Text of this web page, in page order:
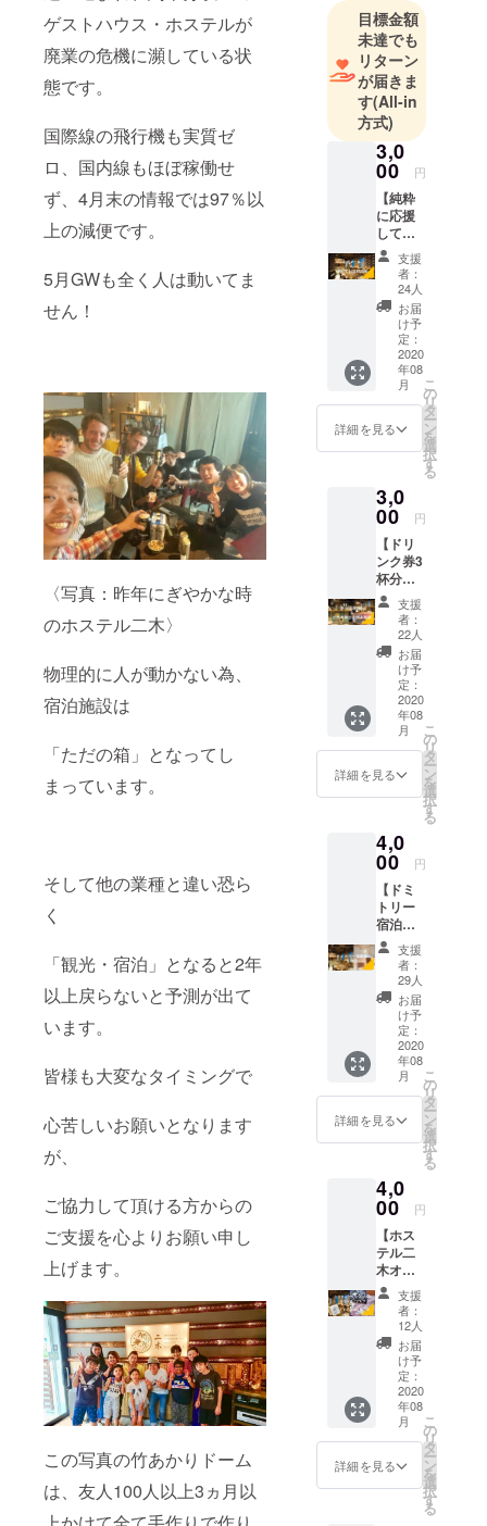
ゲストハウス・ホステルが
廃業の危機に瀕している状
態です。
国際線の飛行機も実質ゼ
ロ、国内線もほぼ稼働せ
ず、4月末の情報では97％以
上の減便です。
5月GWも全く人は動いてま
せん！
〈写真：昨年にぎやかな時
のホステル二木〉
物理的に人が動かない為、
宿泊施設は
「ただの箱」となってし
まっています。
そして他の業種と違い恐ら
く
「観光・宿泊」となると2年
以上戻らないと予測が出て
います。
皆様も大変なタイミングで
心苦しいお願いとなります
が、
ご協力して頂ける方からの
ご支援を心よりお願い申し
上げます。
この写真の竹あかりドーム
は、友人100人以上3ヵ月以
福岡の国際
線が０本と
なり、国内
線の飛行機
も95％減、
コンサート
や出張もな
飲食店のよ
うにテイク
アウトの材
料すらあり
ん。。。
ただ今まで
の4年は本当
に楽しく笑
旅が好きな
方に支えて
もらい、こ
のサイトで
応援しても
らい開業す
る事が出来
またこのサ
イトをこの
ような形で
利用する事
夢にも思い
ませんでし
【願いはシ
ンプルで
今度はこの
竹あかりホ
ステル二木
にお力を貸
そしてま
た、未来宿
泊チケット
を利用して
福岡へ遊び
に来て楽し
い話と笑顔
い！
★主な旅経
験・経歴★
◆世界一
目標金額
未達でも
リターン
が届きま
す(All-in
方式)
3,0
00 円
【純粋
に応援
して頂
ける方
へ】 ホ
ステル
二木の
存続に
支援・
応援し
ていた
だける
方へ。
お礼の
メール
とHPに
前を掲
載いた
しま
す。 ＊
イニ
シャ
ル・
ニック
ネー
ム・記
載不要
での掲
載も可
能で
す。 必
ず備考
欄に記
支援
者：
24人
お届
け予
定：
2020
年08
月
詳細を見る
こ
の
リ
タ
ー
ン
を
選
択
す
る
3,0
00 円
【ドリ
ンク券3
杯分＋
世界の
旅の本
読み放
題＋応
援金】
併設の
barにて
ご利用
可能
な、ド
リンク
券3杯分
です。
されな
い方々
でもお
気軽に
お越し
頂けま
す。 ア
ルコー
ルはも
ちろん
です
が、ノ
ンアル
コール
のドリ
ンクも
多数揃
た、共
有ス
ペース
には世
界の旅
の本を
揃えて
おりま
すの
で、 お
好きな
だけお
読みい
ただけ
ます。
〈ドリ
ンク券
支援
者：
22人
お届
け予
定：
2020
年08
月
詳細を見る
こ
の
リ
タ
ー
ン
を
選
択
す
る
4,0
00 円
【ドミ
トリー
宿泊：1
泊券+応
援金】
ホステ
ル二木
に将来
宿泊さ
れたい
方へ、
ドミト
リーに
て1名１
泊ご宿
泊頂け
ホステ
ル二木
がある
美野島
エリア
のオス
スメの
お店も
ご紹介
いたし
ます。
共有ス
ペース
では世
界の旅
の本を
揃えて
支援
者：
29人
お届
け予
定：
2020
年08
月
詳細を見る
こ
の
リ
タ
ー
ン
を
選
択
す
る
4,0
00 円
【ホス
テル二
木オリ
ジナル
モモン
ガTシャ
ツ+ド
リップ
珈琲1個
付き+応
援金】
【各種
数量限
定】
【160c
m以
支援
者：
12人
お届
け予
定：
2020
年08
月
詳細を見る
こ
の
リ
タ
ー
ン
を
選
択
す
る